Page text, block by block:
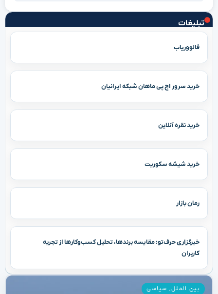
تبلیغات
فالووریاب
خرید سرور اچ پی ماهان شبکه ایرانیان
خرید نقره آنلاین
خرید شیشه سکوریت
رمان بازار
خبرگزاری حرف‌تو: مقایسه برندها، تحلیل کسب‌وکارها از تجربه
کاربران
بین الملل, سیاسی